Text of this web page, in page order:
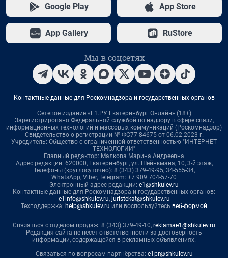
Google Play App Store
App Gallery RuStore
Мы в соцсетях
Контактные данные для Роскомнадзора и государственных органов
Сетевое издание «Е1.РУ Екатеринбург Онлайн» (18+)
Зарегистрировано Федеральной службой по надзору в сфере связи,
информационных технологий и массовых коммуникаций (Роскомнадзор)
Свидетельство о регистрации № ФС77-84675 от 06.02.2023 г.
Учредитель: Общество с ограниченной ответственностью "ИНТЕРНЕТ
ТЕХНОЛОГИИ"
Главный редактор: Малкова Марина Андреевна
Адрес редакции: 620000, Екатеринбург, ул. Шейнкмана, 10, 3-й этаж,
Телефоны (круглосуточно): 8 (343) 379-49-95, 34-555-34,
WhatsApp, Viber, Telegram: +7 909 704-57-70
Электронный адрес редакции: e1@shkulev.ru
Контактные данные для Роскомнадзора и государственных органов:
e1info@shkulev.ru, juristekat@shkulev.ru
Техподдержка: help@shkulev.ru или воспользуйтесь веб-формой
Связаться с отделом продаж: 8 (343) 379-49-10, reklamae1@shkulev.ru
Редакция сайта не несет ответственности за достоверность
информации, содержащейся в рекламных объявлениях.
Связаться по вопросам партнёрства: e1pr@shkulev.ru